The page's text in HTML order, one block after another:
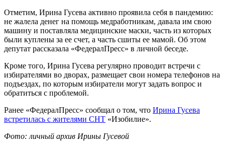
Отметим, Ирина Гусева активно проявила себя в пандемию:
не жалела денег на помощь медработникам, давала им свою
машину и поставляла медицинские маски, часть из которых
были куплены за ее счет, а часть сшиты ее мамой. Об этом
депутат рассказала «ФедералПресс» в личной беседе.
Кроме того, Ирина Гусева регулярно проводит встречи с
избирателями во дворах, размещает свои номера телефонов на
подъездах, по которым избиратели могут задать вопрос и
обратиться с проблемой.
Ранее «ФедералПресс» сообщал о том, что Ирина Гусева
встретилась с жителями СНТ «Изобилие».
Фото: личный архив Ирины Гусевой